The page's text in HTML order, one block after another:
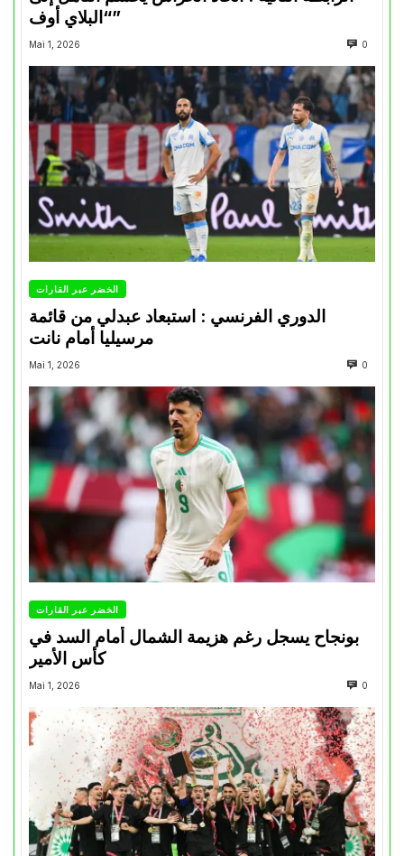
“البلاي أوف”
Mai 1, 2026 0
الخضر عبر القارات
الدوري الفرنسي : استبعاد عبدلي من قائمة
مرسيليا أمام نانت
Mai 1, 2026 0
الخضر عبر القارات
بونجاح يسجل رغم هزيمة الشمال أمام السد في
كأس الأمير
Mai 1, 2026 0